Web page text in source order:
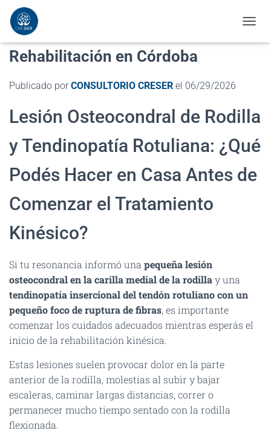
A
M
O
O
N
Lesión Osteocondral de Rodilla |
Rehabilitación en Córdoba
Publicado porCONSULTORIO CRESER el 06/29/2026
Lesión Osteocondral de Rodilla
y Tendinopatía Rotuliana: ¿Qué
Podés Hacer en Casa Antes de
Comenzar el Tratamiento
Kinésico?
Si tu resonancia informó una pequeña lesión
osteocondral en la carilla medial de la rodillay una
tendinopatía insercional del tendón rotuliano con un
pequeño foco de ruptura de fibras, es importante
comenzar los cuidados adecuados mientras esperás el
inicio de la rehabilitación kinésica.
Estas lesiones suelen provocar dolor en la parte
anterior de la rodilla, molestias al subir y bajar
escaleras, caminar largas distancias, correr o
permanecer mucho tiempo sentado con la rodilla
flexionada.